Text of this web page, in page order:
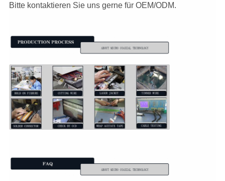
Bitte kontaktieren Sie uns gerne für OEM/ODM.